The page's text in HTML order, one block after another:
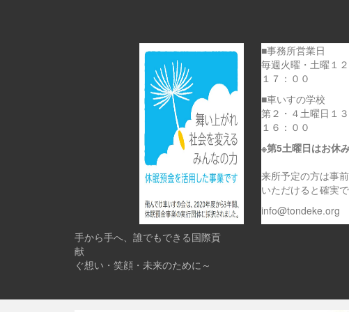
■事務所営業日
毎週火曜・土曜１
１７：００
■車いすの学校
第２・４土曜日１
１６：００
※第5土曜日はお休
来所予定の方は事
いただけると確実
info@tondeke.org
手から手へ、誰でもできる国際貢
献 ～
ぐ想い・笑顔・未来のために～